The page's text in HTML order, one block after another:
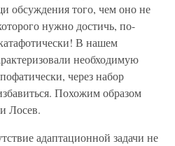
обсуждения того, чем оно не
нужно достичь, по-
В нашем
необходимую
через набор
Похожим образом
Лосев.
адаптационной задачи не